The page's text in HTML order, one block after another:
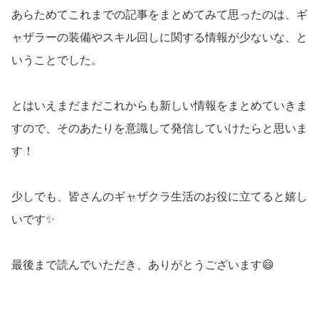
あらためてこれまでの記事をまとめてみて思ったのは、ギ
ャザラーの装備やスキル回しに関する情報が少ないな、と
いうことでした。
とはいえまだまだこれからも新しい情報をまとめていきま
すので、そのあたりを意識して発信していけたらと思いま
す！
少しでも、皆さんのギャザクラ生活のお役に立てると嬉し
いです✨
最後まで読んでいただき、ありがとうございます😄